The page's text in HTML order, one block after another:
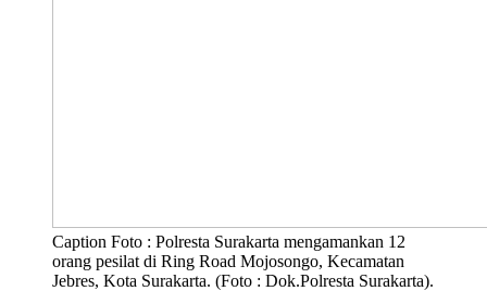
Caption Foto : Polresta Surakarta mengamankan 12
orang pesilat di Ring Road Mojosongo, Kecamatan
Jebres, Kota Surakarta. (Foto : Dok.Polresta Surakarta).